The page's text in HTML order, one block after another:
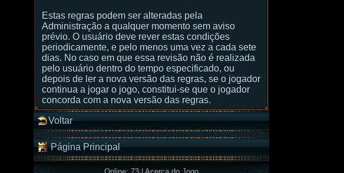
Estas regras podem ser alteradas pela
Administração a qualquer momento sem aviso
prévio. O usuário deve rever estas condições
periodicamente, e pelo menos uma vez a cada sete
dias. No caso em que essa revisão não é realizada
pelo usuário dentro do tempo especificado, ou
depois de ler a nova versão das regras, se o jogador
continua a jogar o jogo, constitui-se que o jogador
concorda com a nova versão das regras.
Voltar
Página Principal